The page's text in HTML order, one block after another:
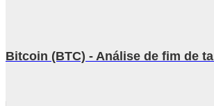
Bitcoin (BTC) - Análise de fim de